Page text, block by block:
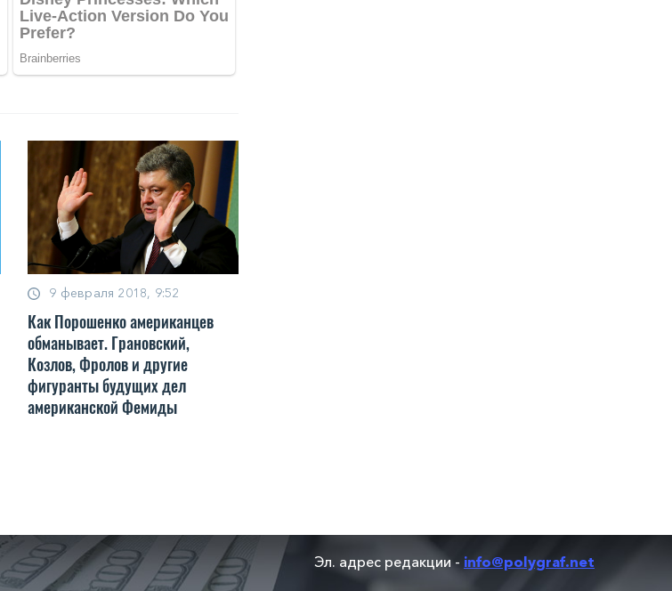
9 февраля 2018, 9:52
Как Порошенко американцев
обманывает. Грановский,
Козлов, Фролов и другие
фигуранты будущих дел
американской Фемиды
Эл. адрес редакции - info@polygraf.net